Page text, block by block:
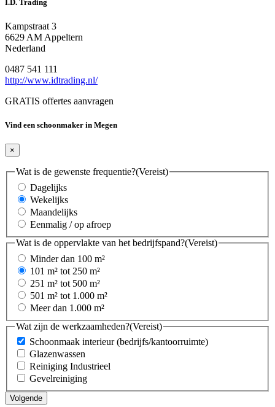
I.D. Trading
Kampstraat 3
6629 AM Appeltern
Nederland
0487 541 111
http://www.idtrading.nl/
GRATIS offertes aanvragen
Vind een schoonmaker in Megen
×
Wat is de gewenste frequentie?(Vereist)
Dagelijks
Wekelijks
Maandelijks
Eenmalig / op afroep
Wat is de oppervlakte van het bedrijfspand?(Vereist)
Minder dan 100 m²
101 m² tot 250 m²
251 m² tot 500 m²
501 m² tot 1.000 m²
Meer dan 1.000 m²
Wat zijn de werkzaamheden?(Vereist)
Schoonmaak interieur (bedrijfs/kantoorruimte)
Glazenwassen
Reiniging Industrieel
Gevelreiniging